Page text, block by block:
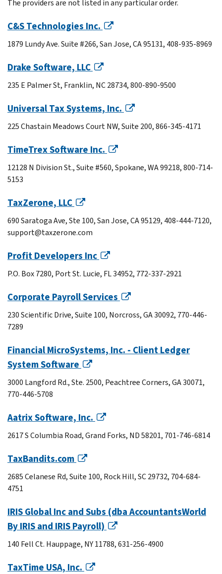
The providers are not listed in any particular order.
C&S Technologies Inc.
1879 Lundy Ave. Suite #266, San Jose, CA 95131, 408-935-8969
Drake Software, LLC
235 E Palmer St, Franklin, NC 28734, 800-890-9500
Universal Tax Systems, Inc.
225 Chastain Meadows Court NW, Suite 200, 866-345-4171
TimeTrex Software Inc.
12128 N Division St., Suite #560, Spokane, WA 99218, 800-714-
5153
TaxZerone, LLC
690 Saratoga Ave, Ste 100, San Jose, CA 95129, 408-444-7120,
support@taxzerone.com
Profit Developers Inc
P.O. Box 7280, Port St. Lucie, FL 34952, 772-337-2921
Corporate Payroll Services
230 Scientific Drive, Suite 100, Norcross, GA 30092, 770-446-
7289
Financial MicroSystems, Inc. - Client Ledger
System Software
3000 Langford Rd., Ste. 2500, Peachtree Corners, GA 30071,
770-446-5708
Aatrix Software, Inc.
2617 S Columbia Road, Grand Forks, ND 58201, 701-746-6814
TaxBandits.com
2685 Celanese Rd, Suite 100, Rock Hill, SC 29732, 704-684-
4751
IRIS Global Inc and Subs (dba AccountantsWorld
By IRIS and IRIS Payroll)
140 Fell Ct. Hauppage, NY 11788, 631-256-4900
TaxTime USA, Inc.